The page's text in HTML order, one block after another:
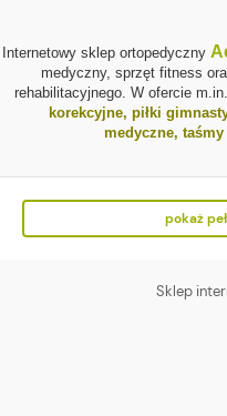
Internetowy sklep ortopedyczny
medyczny, sprzęt fitness
rehabilitacyjnego. W ofercie m.in.
korekcyjne, piłki
medyczne, taśmy
pokaż
Sklep